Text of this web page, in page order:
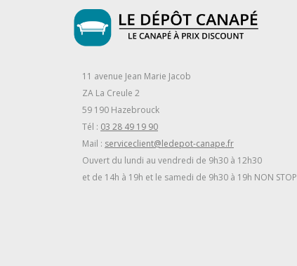
11 avenue Jean Marie Jacob
ZA La Creule 2
59 190 Hazebrouck
Tél : 03 28 49 19 90
Mail : serviceclient@ledepot-canape.fr
Ouvert du lundi au vendredi de 9h30 à 12h30
et de 14h à 19h et le samedi de 9h30 à 19h NON STOP